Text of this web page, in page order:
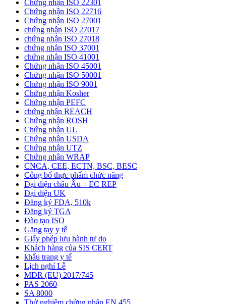
Chứng nhận ISO 22301
Chứng nhận ISO 22716
Chứng nhận ISO 27001
chứng nhận ISO 27017
chứng nhận ISO 27018
chứng nhận ISO 37001
chứng nhận ISO 41001
Chứng nhận ISO 45001
Chứng nhận ISO 50001
Chứng nhận ISO 9001
Chứng nhận Kosher
Chứng nhận PEFC
chứng nhận REACH
Chứng nhận ROSH
Chứng nhận UL
Chứng nhận USDA
Chứng nhận UTZ
Chứng nhận WRAP
CNCA, CEE, ECTN, BSC, BESC
Công bố thực phẩm chức năng
Đại diện châu Âu – EC REP
Đại diện UK
Đăng ký FDA, 510k
Đăng ký TGA
Đào tạo ISO
Găng tay y tế
Giấy phép lưu hành tự do
Khách hàng của SIS CERT
khẩu trang y tế
Lịch nghỉ Lễ
MDR (EU) 2017/745
PAS 2060
SA 8000